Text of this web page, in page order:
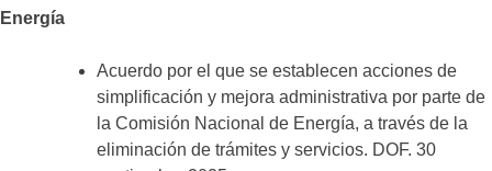
Energía
Acuerdo por el que se establecen acciones de
simplificación y mejora administrativa por parte de
la Comisión Nacional de Energía, a través de la
eliminación de trámites y servicios. DOF. 30